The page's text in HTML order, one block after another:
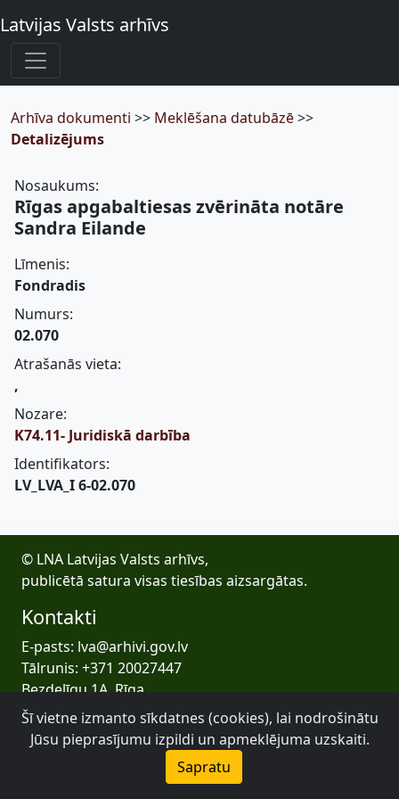
Latvijas Valsts arhīvs
Arhīva dokumenti >> Meklēšana datubāzē>>
Detalizējums
Nosaukums:
Rīgas apgabaltiesas zvērināta notāre
Sandra Eilande
Līmenis:
Fondradis
Numurs:
02.070
Atrašanās vieta:
,
Nozare:
K74.11- Juridiskā darbība
Identifikators:
LV_LVA_I 6-02.070
© LNA Latvijas Valsts arhīvs,
publicētā satura visas tiesības aizsargātas.
Kontakti
E-pasts: lva@arhivi.gov.lv
Tālrunis: +371 20027447
Bezdelīgu 1A, Rīga
Latvijas Valsts arhīvs
Šī vietne izmanto sīkdatnes (cookies), lai nodrošinātu
Jūsu pieprasījumu izpildi un apmeklējuma uzskaiti.
Sapratu